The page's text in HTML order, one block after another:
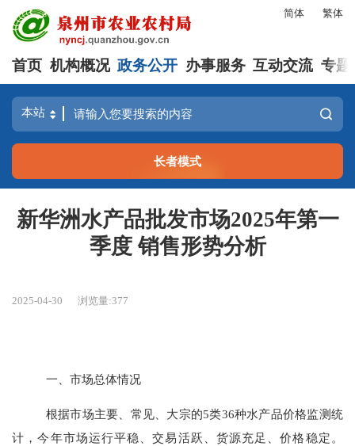
简体 繁体
首页 机构概况 政务公开 办事服务 互动交流 专题
长者模式
新华洲水产品批发市场2025年第一
季度 销售形势分析
2025-04-30 浏览量:377
一、 市场总体情况
根据市场主要、常见、大宗的5类36种水产品价格监测统
计，今年市场运行平稳、交易活跃、货源充足、价格稳定。